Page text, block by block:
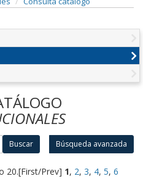
Buscar Búsqueda avanzada
20.[First/Prev] 1, 2, 3, 4, 5, 6